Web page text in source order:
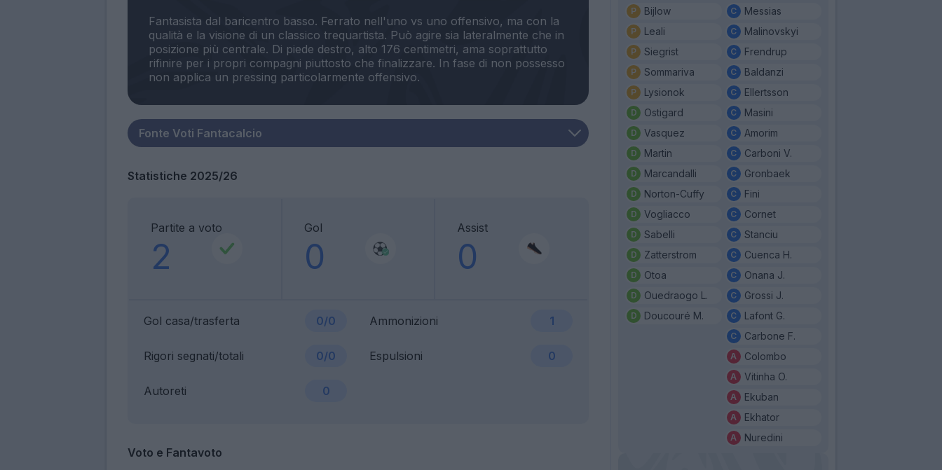
Fantasista dal baricentro basso. Ferrato nell'uno vs uno offensivo, ma con la
qualità e la visione di un classico trequartista. Può agire sia lateralmente che in
posizione più centrale. Di piede destro, alto 176 centimetri, ama soprattutto
rifinire per i propri compagni piuttosto che finalizzare. In fase di non possesso
Statistiche 2025/26
Partite a voto
2
Gol
0
Assist
0
Gol casa/trasferta 0/0 Ammonizioni 1
Rigori segnati/totali 0/0 Espulsioni 0
Autoreti 0
Voto e Fantavoto
Bijlow
Leali
Siegrist
Sommariva
Lysionok
Ostigard
Vasquez
Martin
Marcandalli
Norton-Cuffy
Vogliacco
Sabelli
Zatterstrom
Otoa
Ouedraogo L.
Doucouré M.
Messias
Malinovskyi
Frendrup
Baldanzi
Ellertsson
Masini
Amorim
Carboni V.
Gronbaek
Fini
Cornet
Stanciu
Cuenca H.
Onana J.
Grossi J.
Lafont G.
Carbone F.
Colombo
Vitinha O.
Ekuban
Ekhator
Nuredini